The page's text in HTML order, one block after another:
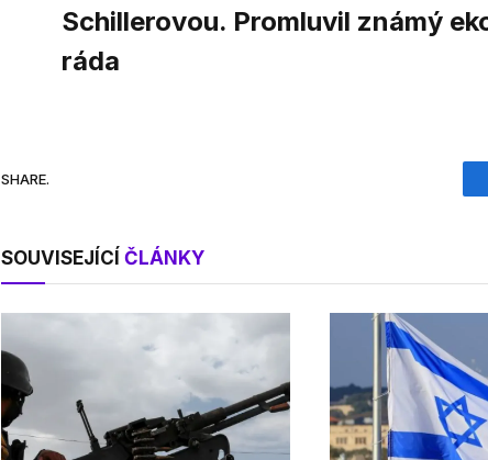
Schillerovou. Promluvil známý
ráda
SHARE.
SOUVISEJÍCÍČLÁNKY